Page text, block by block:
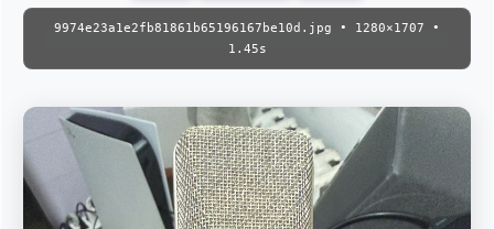
9974e23a1e2fb81861b65196167be10d.jpg • 1280×1707 •
1.45s